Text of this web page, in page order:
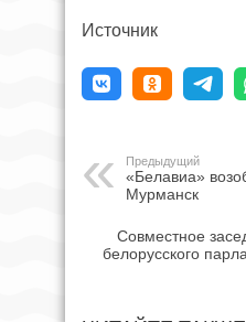
Источник
Предыдущий
«Белавиа»
Мурманск
Совместное
белорусского